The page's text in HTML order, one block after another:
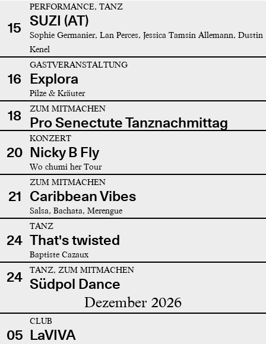
15
PERFORMANCE, TANZ
SUZI (AT)
Sophie Germanier, Lan Perces, Jessica Tamsin Allemann, Dustin
Kenel
16
GASTVERANSTALTUNG
Explora
Pilze & Kräuter
18 ZUM MITMACHEN
Pro Senectute Tanznachmittag
20
KONZERT
Nicky B Fly
Wo chumi her Tour
21
ZUM MITMACHEN
Caribbean Vibes
Salsa, Bachata, Merengue
24
TANZ
That's twisted
Baptiste Cazaux
24 TANZ, ZUM MITMACHEN
Südpol Dance
Dezember 2026
05
CLUB
LaVIVA